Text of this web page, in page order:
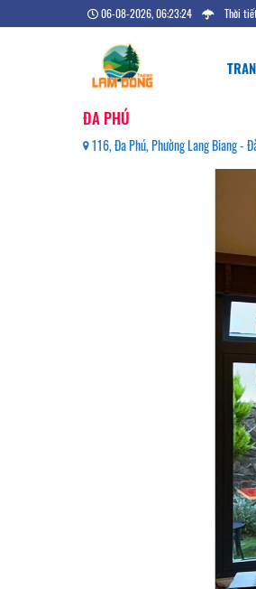
06-08-2026, 06:23:25 Thời
ĐA PHÚ
116, Đa Phú, Phường Lang Biang -